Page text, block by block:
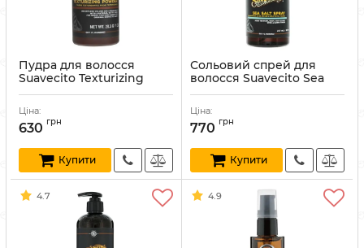
Пудра для волосся
Suavecito Texturizing
Powder 28.3 г
Артикул:
Ціна:
630 грн
Купити
Сольовий спрей для
волосся Suavecito Sea
Salt Spray 237 мл
Артикул:
Ціна:
770 грн
Купити
4.7 4.9